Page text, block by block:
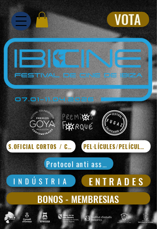
VOTA
E N T R A D E S
S.OFICIAL CORTOS / CURTS
I N D Ú S T R I A
BONOS - MEMBRESIAS
PEL·LÍCULES/PELÍCULAS
Protocol anti assetjament